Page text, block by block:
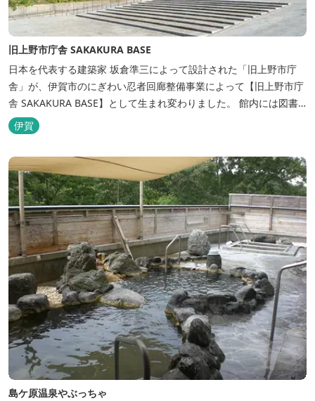
旧上野市庁舎 SAKAKURA BASE
日本を代表する建築家 坂倉準三によって設計された「旧上野市庁
舎」が、伊賀市のにぎわい忍者回廊整備事業によって【旧上野市庁
舎 SAKAKURA BASE】として生まれ変わりました。 館内には図書
館やホテル、カフェがあるほか、観光案内所「伊賀市観光インフォ
メーションセンター」や伊賀の逸品を取り揃えた「伊賀百貨
Souvenir Shop」も併殺されています。
伊賀
島ケ原温泉やぶっちゃ